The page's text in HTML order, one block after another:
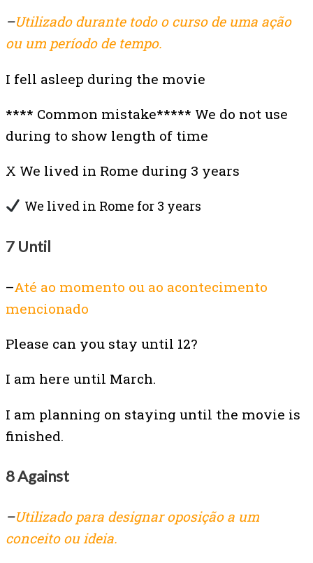
–Utilizado durante todo o curso de uma ação
ou um período de tempo.
I fell asleep during the movie
**** Common mistake***** We do not use
during to show length of time
X We lived in Rome during 3 years
We lived in Rome for 3 years
7 Until
–Até ao momento ou ao acontecimento
mencionado
Please can you stay until 12?
I am here until March.
I am planning on staying until the movie is
finished.
8 Against
–Utilizado para designar oposição a um
conceito ou ideia.